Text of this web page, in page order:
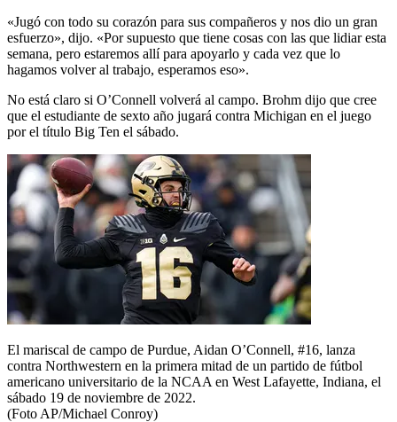
«Jugó con todo su corazón para sus compañeros y nos dio un gran
esfuerzo», dijo. «Por supuesto que tiene cosas con las que lidiar esta
semana, pero estaremos allí para apoyarlo y cada vez que lo
hagamos volver al trabajo, esperamos eso».
No está claro si O’Connell volverá al campo. Brohm dijo que cree
que el estudiante de sexto año jugará contra Michigan en el juego
por el título Big Ten el sábado.
El mariscal de campo de Purdue, Aidan O’Connell, #16, lanza
contra Northwestern en la primera mitad de un partido de fútbol
americano universitario de la NCAA en West Lafayette, Indiana, el
sábado 19 de noviembre de 2022.
(Foto AP/Michael Conroy)